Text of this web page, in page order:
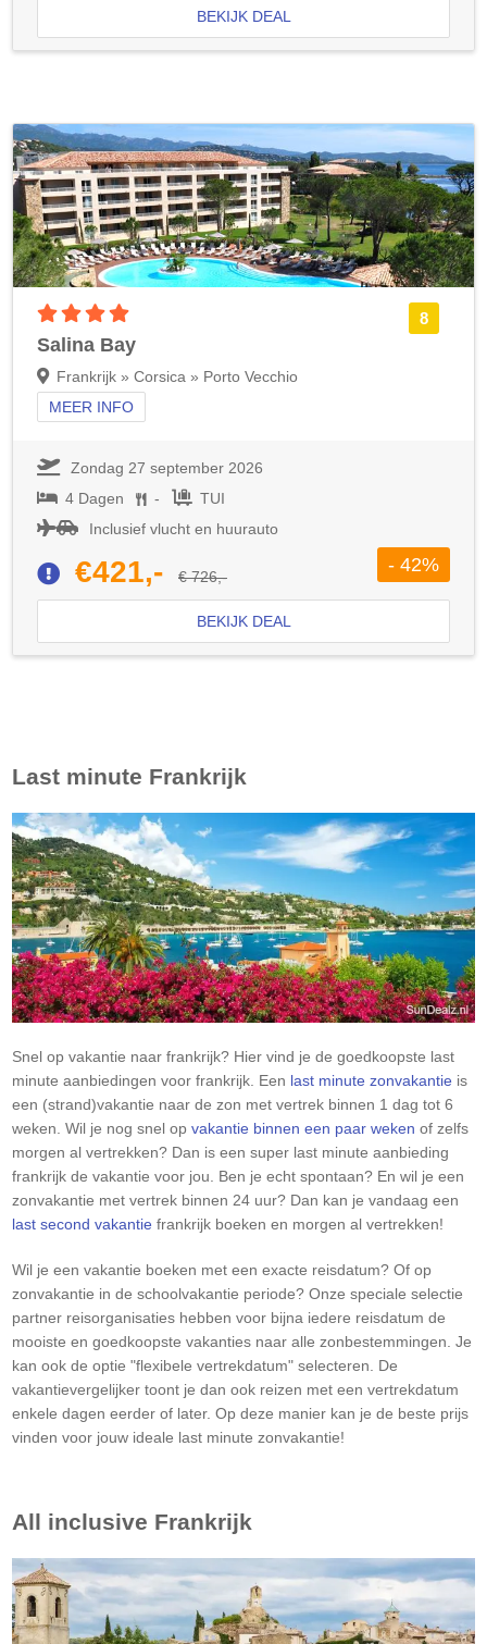
BEKIJK DEAL
8
Salina Bay
Frankrijk » Corsica » Porto Vecchio
MEER INFO
Zondag 27 september 2026
4 Dagen
-
TUI
Inclusief vlucht en huurauto
€421,- € 726,-
- 42%
BEKIJK DEAL
Last minute Frankrijk
Snel op vakantie naar frankrijk? Hier vind je de goedkoopste last
minute aanbiedingen voor frankrijk. Een last minute zonvakantie is
een (strand)vakantie naar de zon met vertrek binnen 1 dag tot 6
weken. Wil je nog snel op vakantie binnen een paar weken of zelfs
morgen al vertrekken? Dan is een super last minute aanbieding
frankrijk de vakantie voor jou. Ben je echt spontaan? En wil je een
zonvakantie met vertrek binnen 24 uur? Dan kan je vandaag een
last second vakantie frankrijk boeken en morgen al vertrekken!
Wil je een vakantie boeken met een exacte reisdatum? Of op
zonvakantie in de schoolvakantie periode? Onze speciale selectie
partner reisorganisaties hebben voor bijna iedere reisdatum de
mooiste en goedkoopste vakanties naar alle zonbestemmingen. Je
kan ook de optie "flexibele vertrekdatum" selecteren. De
vakantievergelijker toont je dan ook reizen met een vertrekdatum
enkele dagen eerder of later. Op deze manier kan je de beste prijs
vinden voor jouw ideale last minute zonvakantie!
All inclusive Frankrijk